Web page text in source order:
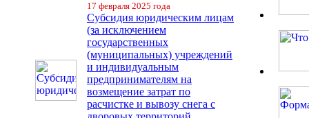
17 февраля 2025 года
Субсидия юридическим лицам
(за исключением
государственных
(муниципальных) учреждений
и индивидуальным
предпринимателям на
возмещение затрат по
расчистке и вывозу снега с